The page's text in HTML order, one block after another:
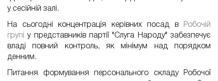
у сесійній залі.
На сьогодні концентрація керівних посад в
Робочій
групі
у представників партії "Слуга Народу" забезпечує
владі повний контроль, як мінімум над порядком
денним.
Питання формування персонального складу Робочої